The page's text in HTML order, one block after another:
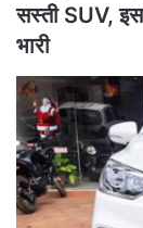
सस्ती SUV,
भारी